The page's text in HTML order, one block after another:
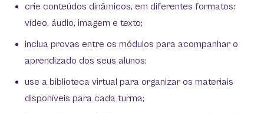
crie conteúdos dinâmicos, em diferentes formatos:
vídeo, áudio, imagem e texto;
inclua provas entre os módulos para acompanhar o
aprendizado dos seus alunos;
use a biblioteca virtual para organizar os materiais
disponíveis para cada turma;